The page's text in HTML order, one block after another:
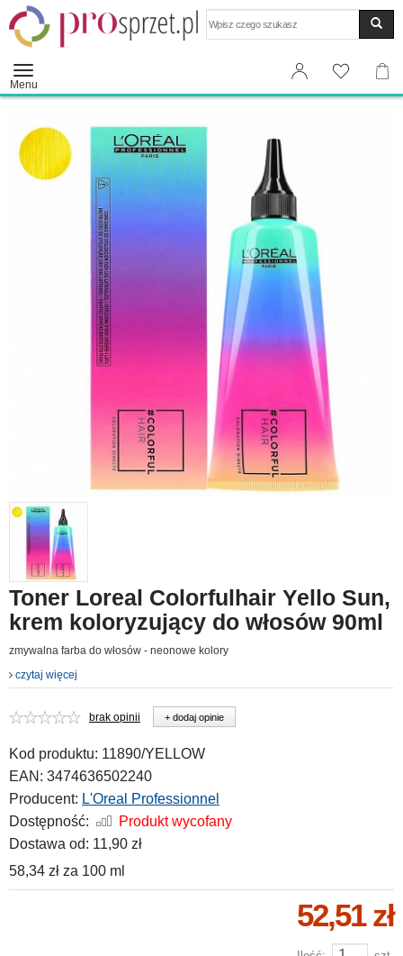
Menu
Toner Loreal Colorfulhair Yello Sun,
krem koloryzujący do włosów 90ml
zmywalna farba do włosów - neonowe kolory
czytaj więcej
brak opinii + dodaj opinie
Kod produktu: 11890/YELLOW
EAN: 3474636502240
Producent: L'Oreal Professionnel
Dostępność:
Produkt wycofany
Dostawa od: 11,90 zł
58,34 zł za 100 ml
52,51 zł